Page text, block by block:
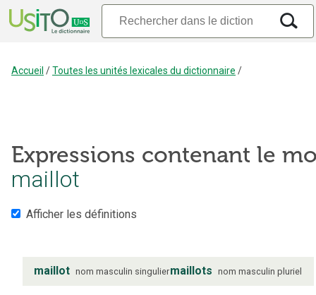
Accueil /Toutes les unités lexicales du dictionnaire /
Expressions contenant le
maillot
Afficher les définitions
maillot nom masculin singuliermaillots nom masculin pluriel